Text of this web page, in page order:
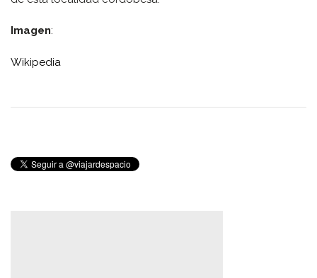
Imagen:
Wikipedia